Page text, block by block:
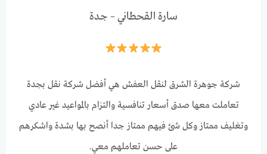
سارة القحطاني – جدة
شركة جوهرة الشرق لنقل العفش هي أفضل شركة نقل بجدة
تعاملت معها صدق أسعار تنافسية والتزام بالمواعيد غير عادي
وتغليف ممتاز وكل شئ فيهم ممتاز جدا أنصح بها بشدة واشكرهم
على حسن تعاملهم معي.